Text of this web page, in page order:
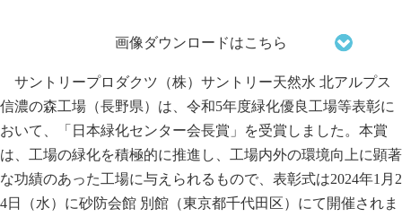
画像ダウンロードはこちら
サントリープロダクツ（株）サントリー天然水 北アルプス
信濃の森工場（長野県）は、令和5年度緑化優良工場等表彰に
おいて、「日本緑化センター会長賞」を受賞しました。本賞
は、工場の緑化を積極的に推進し、工場内外の環境向上に顕著
な功績のあった工場に与えられるもので、表彰式は2024年1月2
4日（水）に砂防会館 別館（東京都千代田区）にて開催されま